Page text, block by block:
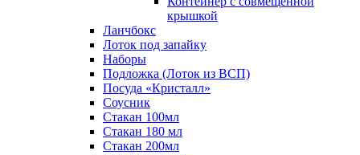
крышкой
Ланчбокс
Лоток под запайку
Наборы
Подложка (Лоток из ВСП)
Посуда «Кристалл»
Соусник
Стакан 100мл
Стакан 180 мл
Стакан 200мл